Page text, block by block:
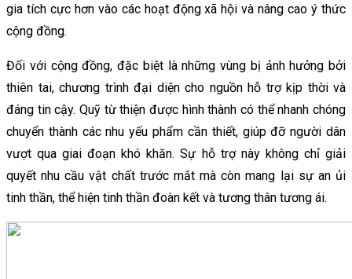
gia tích cực hơn vào các hoạt động xã hội và nâng cao ý thức
cộng đồng.
Đối với cộng đồng, đặc biệt là những vùng bị ảnh hưởng bởi
thiên tai, chương trình đại diện cho nguồn hỗ trợ kịp thời và
đáng tin cậy. Quỹ từ thiện được hình thành có thể nhanh chóng
chuyển thành các nhu yếu phẩm cần thiết, giúp đỡ người dân
vượt qua giai đoạn khó khăn. Sự hỗ trợ này không chỉ giải
quyết nhu cầu vật chất trước mắt mà còn mang lại sự an ủi
tinh thần, thể hiện tinh thần đoàn kết và tương thân tương ái.